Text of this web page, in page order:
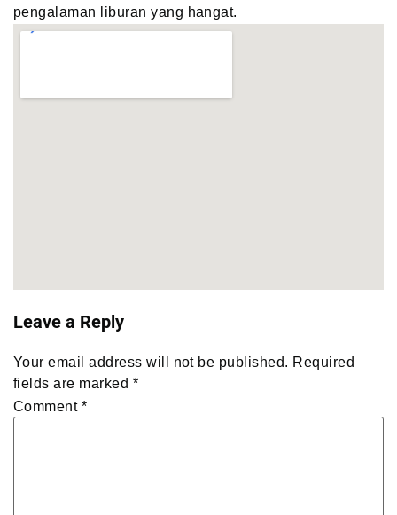
pengalaman liburan yang hangat.
Leave a Reply
Your email address will not be published. Required
fields are marked *
Comment *